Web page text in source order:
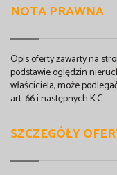
NOTA PRAWNA
Opis oferty zawarty na
podstawie oględzin
właściciela, może
art. 66 i następnych K.C.
SZCZEGÓŁY